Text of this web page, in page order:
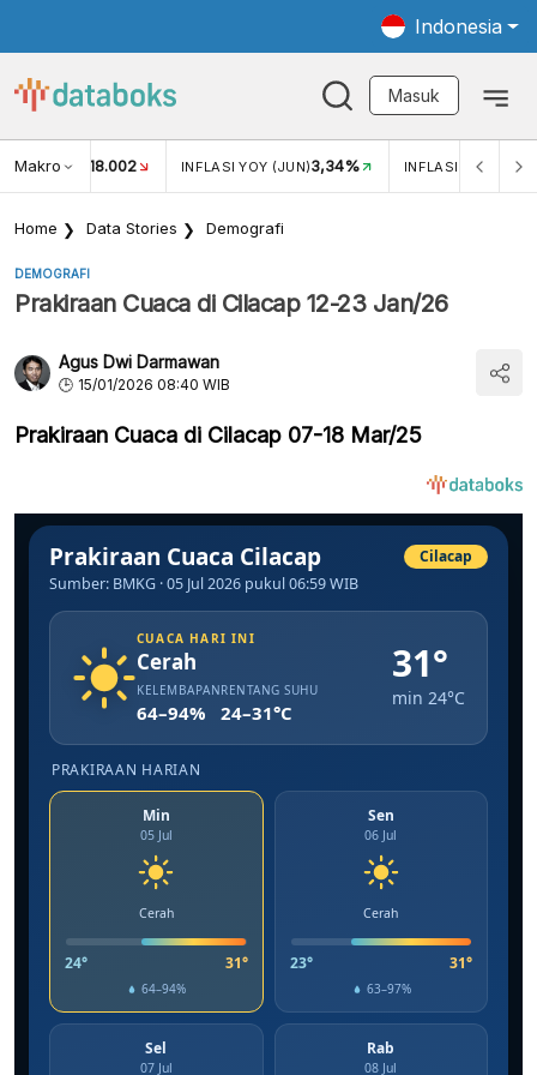
Indonesia
Masuk
Makro
USD/IDR 18.002 INFLASI YOY (JUN)3,34% INFLASI MOM
Home Data Stories Demografi
DEMOGRAFI
Prakiraan Cuaca di Cilacap 12-23 Jan/26
Agus Dwi Darmawan
15/01/2026 08:40 WIB
Prakiraan Cuaca di Cilacap 07-18 Mar/25